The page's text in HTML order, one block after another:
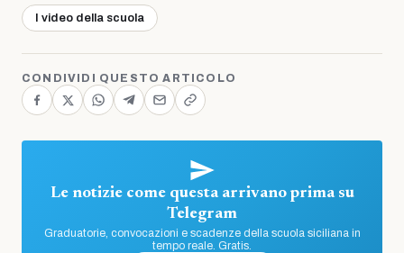
I video della scuola
CONDIVIDI QUESTO ARTICOLO
Le notizie come questa arrivano prima su
Telegram
Graduatorie, convocazioni e scadenze della scuola siciliana in
tempo reale. Gratis.